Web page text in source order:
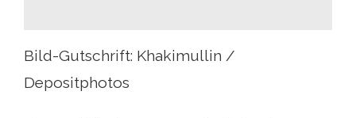
Bild-Gutschrift: Khakimullin /
Depositphotos